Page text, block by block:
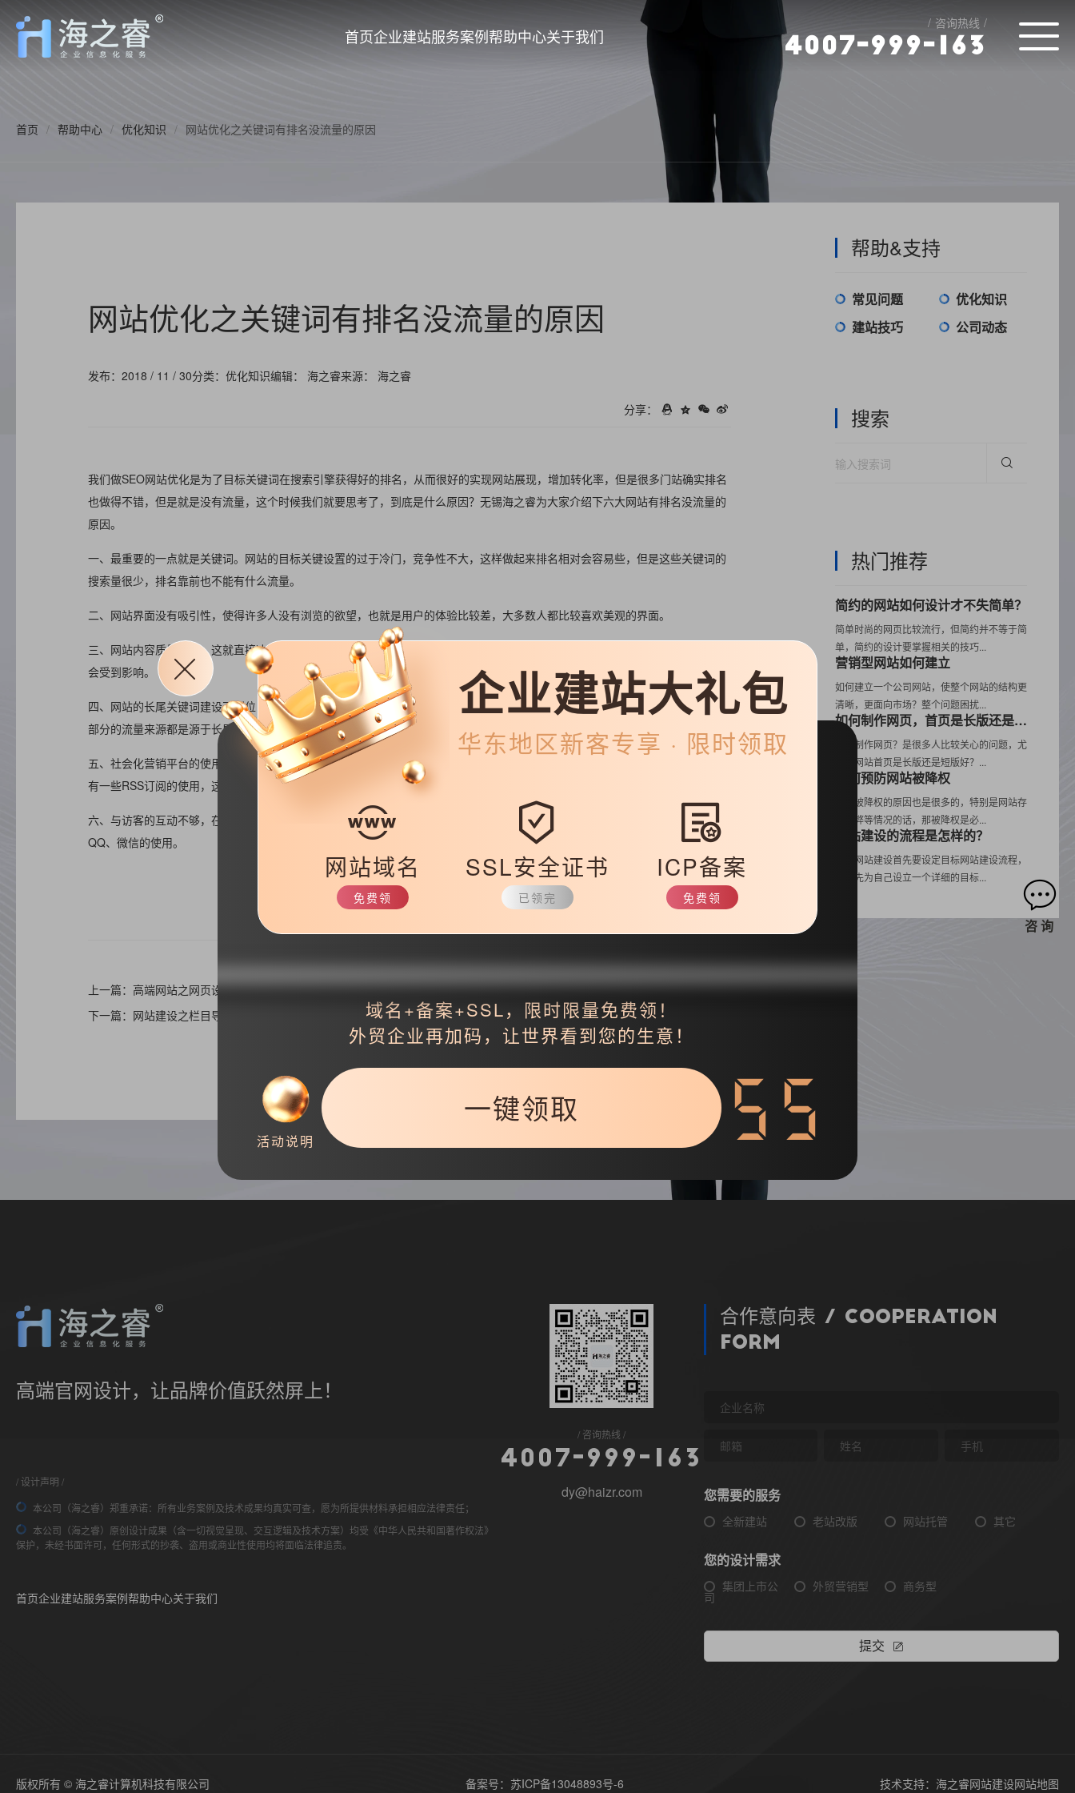
首页企业建站服务案例帮助中心关于我们
咨询热线
4007-999- 6 3
首页 / 帮助中心 / 优化知识 / 网站优化之关键词有排名没流量的原因
网站优化之关键词有排名没流量的原因
发布：2018 / 11 / 30分类：优化知识编辑： 海之睿来源： 海之睿
分享：
我们做SEO网站优化是为了目标关键词在搜索引擎获得好的排名，从而很好的实现网站展现，增加转化率，但是很多门站确实排名
也做得不错，但是就是没有流量，这个时候我们就要思考了，到底是什么原因？无锡海之睿为大家介绍下六大网站有排名没流量的
原因。
一、最重要的一点就是关键词。网站的目标关键设置的过于冷门，竞争性不大，这样做起来排名相对会容易些，但是这些关键词的
搜索量很少，排名靠前也不能有什么流量。
二、网站界面没有吸引性，使得许多人没有浏览的欲望，也就是用户的体验比较差，大多数人都比较喜欢美观的界面。
三、网站内容质量不高，这就直接决定了网站的质量，用户进来网站找不到自己想要的东西，长此以往，跳出率高，网站的排名也
会受到影响。
四、网站的长尾关键词建设不到位，关键词主要局限在了目标关键词，但是目标关键词的搜索毕竟是有限的，要知道，许多网站大
部分的流量来源都是源于长尾关键词，所以大家要注意对于长尾词的建设（具体可以看看我前面的文章）。
五、社会化营销平台的使用不够，比如在网站加一些分享网站内容的插件，可以分享内容到新浪、QQ空间等一些大型的平台，还
有一些RSS订阅的使用，这些都可以为网站吸引流量。
六、与访客的互动不够，在网站要适当添加一些与访客互动的页面，方便与访客交流，从而留住访客，做好网站的长期流量，比如
QQ、微信的使用。
上一篇：高端网站之网页设计三大流行趋势
返回列表
下一篇：网站建设之栏目导航设置规则
帮助&支持
常见问题
优化知识
建站技巧
公司动态
搜索
热门推荐
简约的网站如何设计才不失简单？
简单时尚的网页比较流行，但简约并不等于简
单，简约的设计要掌握相关的技巧...
营销型网站如何建立
如何建立一个公司网站，使整个网站的结构更
清晰，更面向市场？整个问题困扰...
如何制作网页，首页是长版还是短版好？
如何制作网页？是很多人比较关心的问题，尤
其是网站首页是长版还是短版好？...
如何预防网站被降权
网站被降权的原因也是很多的，特别是网站存
在作弊等情况的话，那被降权是必...
网站建设的流程是怎样的？
无锡网站建设首先要设定目标网站建设流程，
开始先为自己设立一个详细的目标...
高端官网设计，让品牌价值跃然屏上！
设计声明
本公司（海之睿）郑重承诺：所有业务案例及技术成果均真实可查，愿为所提供材料承担相应法律责任；
本公司（海之睿）原创设计成果（含一切视觉呈现、交互逻辑及技术方案）均受《中华人民共和国著作权法》
保护，未经书面许可，任何形式的抄袭、盗用或商业性使用均将面临法律追责。
首页企业建站服务案例帮助中心关于我们
咨询热线
4 0 0 7- 9 9 9 - 6 3
dy@haizr.com
合作意向表 / Cooperation
Form
您需要的服务
全新建站 老站改版 网站托管 其它
您的设计需求
集团上市公
司
外贸营销型 商务型
提交
版权所有 © 海之睿计算机科技有限公司 备案号：苏ICP备13048893号-6 技术支持：海之睿网站建设网站地图
咨 询
企业建站大礼包
华东地区新客专享 · 限时领取
网站域名
免费领
SSL安全证书
已领完
ICP备案
免费领
活动说明
域名+备案+SSL，限时限量免费领！
外贸企业再加码，让世界看到您的生意！
一键领取 54